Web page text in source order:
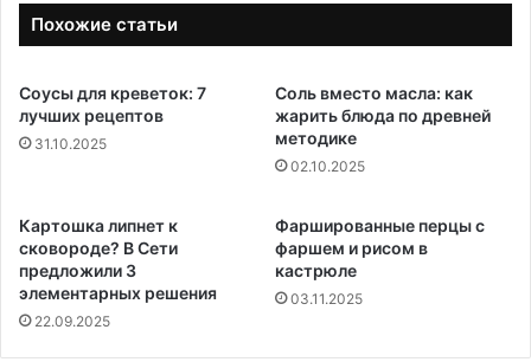
Похожие статьи
Соусы для креветок: 7
лучших рецептов
31.10.2025
Соль вместо масла: как
жарить блюда по древней
методике
02.10.2025
Картошка липнет к
сковороде? В Сети
предложили 3
элементарных решения
22.09.2025
Фаршированные перцы с
фаршем и рисом в
кастрюле
03.11.2025